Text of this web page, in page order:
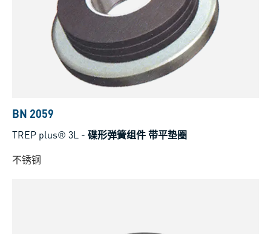
BN 2059
TREP plus® 3L - 碟形弹簧组件 带平垫圈
不锈钢